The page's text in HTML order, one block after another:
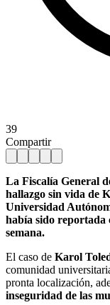
39
Compartir
La Fiscalía General
hallazgo sin vida de
Universidad
había sido reportada
semana.
El caso de Karol
comunidad
pronta localización,
inseguridad de las